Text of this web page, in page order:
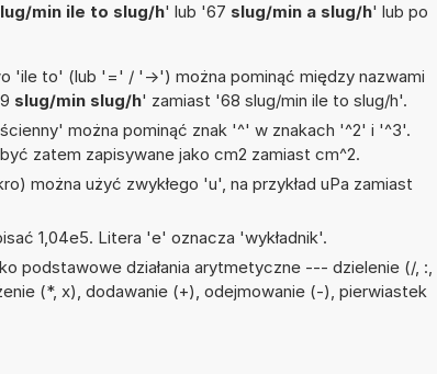
min ile to slug/h' lub '67 slug/min a slug/h' lub po
'ile to' (lub '=' / '->') można pominąć między nazwami
slug/min slug/h' zamiast '68 slug/min ile to slug/h'.
można pominąć znak '^' w znakach '^2' i '^3'.
zatem zapisywane jako cm2 zamiast cm^2.
można użyć zwykłego 'u', na przykład uPa zamiast
1,04e5. Litera 'e' oznacza 'wykładnik'.
podstawowe działania arytmetyczne --- dzielenie (/, :,
(*, x), dodawanie (+), odejmowanie (-), pierwiastek